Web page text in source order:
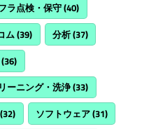
ラ点検・保守(40)
ム(39) 分析(37)
(36)
ーニング・洗浄(33)
ソフトウェア(31)